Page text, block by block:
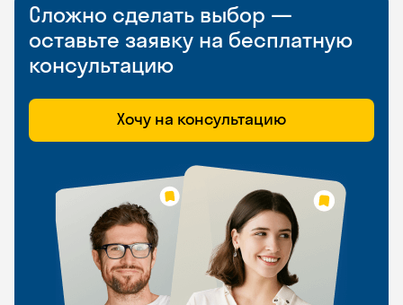
Сложно сделать выбор —
оставьте заявку на бесплатную
консультацию
Хочу на консультацию